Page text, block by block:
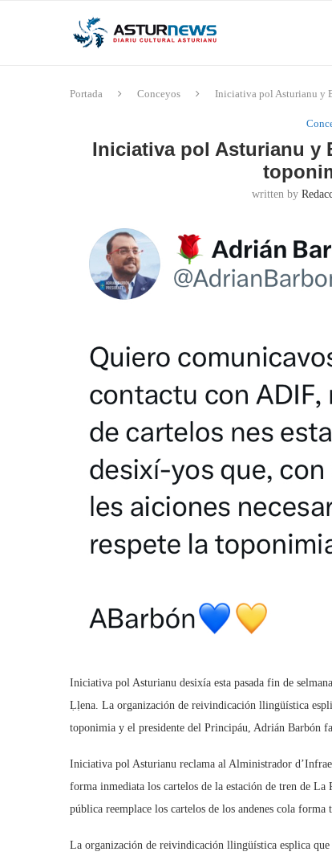
Portada Conceyos Iniciativa pol Asturianu y
Iniciativa pol Asturianu y
written by
Iniciativa pol Asturianu desixía esta pasada fin de
Ḷḷena. La organización de reivindicación llingüística
toponimia y el presidente del Principáu, Adrián Barbón
Iniciativa pol Asturianu reclama al Alministrador
forma inmediata los cartelos de la estación de tren de
pública reemplace los cartelos de los andenes cola
La organización de reivindicación llingüística esplica